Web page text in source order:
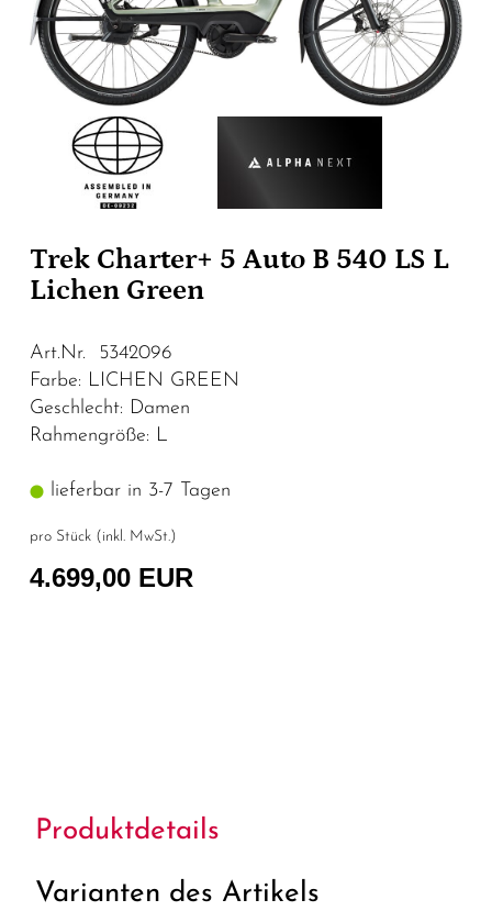
Trek Charter+ 5 Auto B 540 LS L
Lichen Green
Art.Nr. 5342096
Farbe: LICHEN GREEN
Geschlecht: Damen
Rahmengröße: L
lieferbar in 3-7 Tagen
pro Stück (inkl. MwSt.)
4.699,00 EUR
Produktdetails
Varianten des Artikels